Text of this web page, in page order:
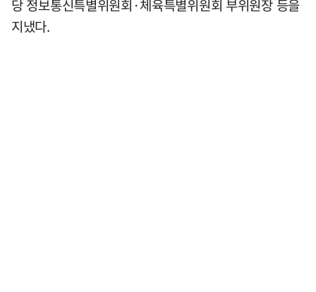
당 정보통신특별위원회·체육특별위원회 부위원장 등을
지냈다.